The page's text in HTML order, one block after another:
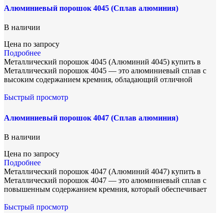
Алюминиевый порошок 4045 (Сплав алюминия)
В наличии
Цена по запросу
Подробнее
Металлический порошок 4045 (Алюминий 4045) купить в
Металлический порошок 4045 — это алюминиевый сплав с
высоким содержанием кремния, обладающий отличной
Быстрый просмотр
Алюминиевый порошок 4047 (Сплав алюминия)
В наличии
Цена по запросу
Подробнее
Металлический порошок 4047 (Алюминий 4047) купить в
Металлический порошок 4047 — это алюминиевый сплав с
повышенным содержанием кремния, который обеспечивает
Быстрый просмотр